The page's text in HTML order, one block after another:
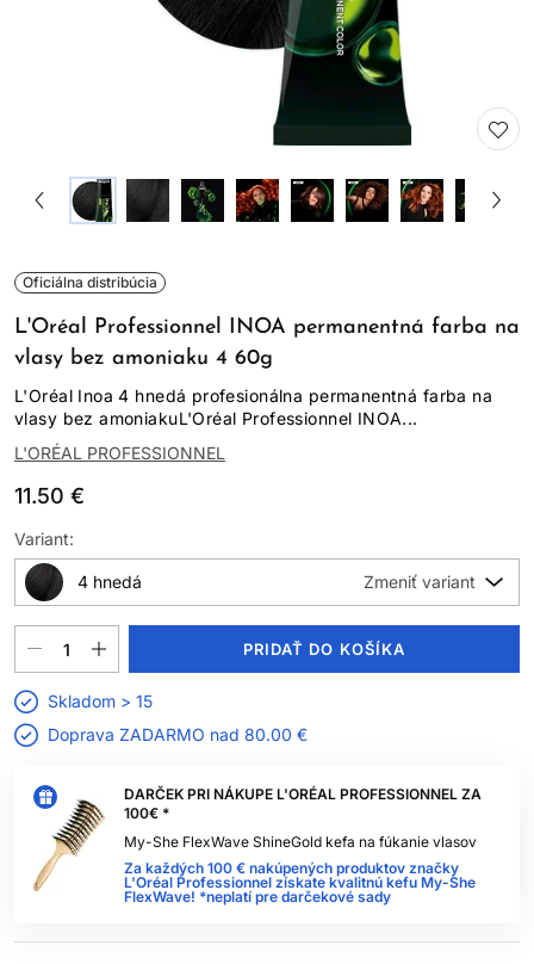
Oficiálna distribúcia
L'Oréal Professionnel INOA permanentná farba na
vlasy bez amoniaku 4 60g
L'Oréal Inoa 4 hnedá profesionálna permanentná farba na
vlasy bez amoniakuL'Oréal Professionnel INOA...
L'ORÉAL PROFESSIONNEL
11.50 €
DARČEK PRI NÁKUPE L'ORÉAL PROFESSIONNEL ZA
100€ *
My-She FlexWave ShineGold kefa na fúkanie vlasov
Za každých 100 € nakúpených produktov značky
L'Oréal Professionnel získate kvalitnú kefu My-She
FlexWave! *neplatí pre darčekové sady
Variant:
4 hnedá
PRIDAŤ DO KOŠÍKA
Skladom > 15
Doprava ZADARMO nad 80.00 €